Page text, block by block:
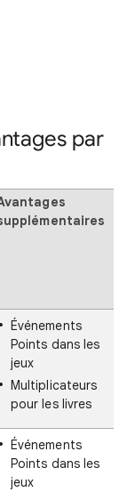
par
Événements
Points dans les
jeux
Multiplicateurs
pour les livres
Événements
Points dans les
jeux